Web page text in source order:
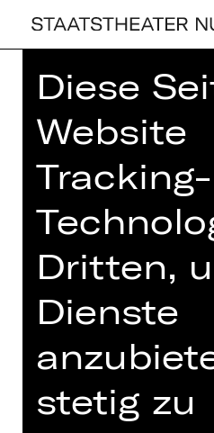
MO­BI­LES
AUF DER
Gezeigt wird: Hagen
Nibelungen
Freitag, 25.07.2025
Wiese
Diese
Website
Tracking-
Dritten,
Dienste
stetig zu